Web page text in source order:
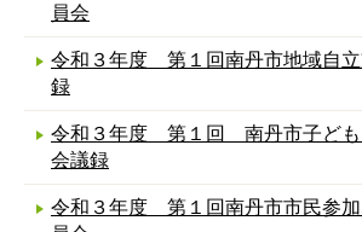
員会
令和３年度 第１回南丹市地域自
録
令和３年度 第１回 南丹市子ど
会議録
令和３年度 第１回南丹市市民参